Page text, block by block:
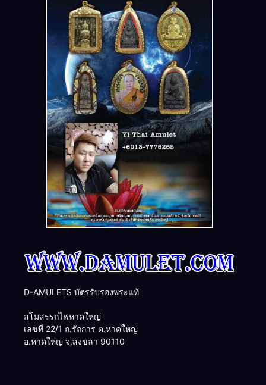
D-AMULETS บัตรรับรองพระแท้
สโมสรรถไฟหาดใหญ่
เลขที่ 22/1 ถ.รัถการ ต.หาดใหญ่
อ.หาดใหญ่ จ.สงขลา 90110